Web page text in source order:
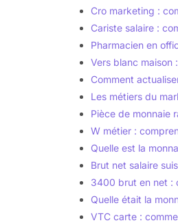
Cro marketing :
Cariste salaire :
Pharmacien en
Vers blanc maison
Comment
Les métiers du
Pièce de monnaie
W métier :
Quelle est la
Brut net salaire
3400 brut en net :
Quelle était la
VTC carte :